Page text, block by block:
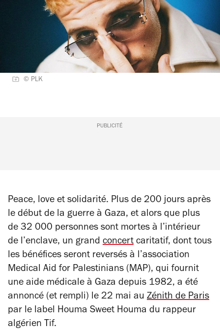
© PLK
PUBLICITÉ
Peace, love et solidarité. Plus de 200 jours après
le début de la guerre à Gaza, et alors que plus
de 32 000 personnes sont mortes à l’intérieur
de l’enclave, un grand concert caritatif, dont tous
les bénéfices seront reversés à l’association
Medical Aid for Palestinians (MAP), qui fournit
une aide médicale à Gaza depuis 1982, a été
annoncé (et rempli) le 22 mai au Zénith de Paris
par le label Houma Sweet Houma du rappeur
algérien Tif.